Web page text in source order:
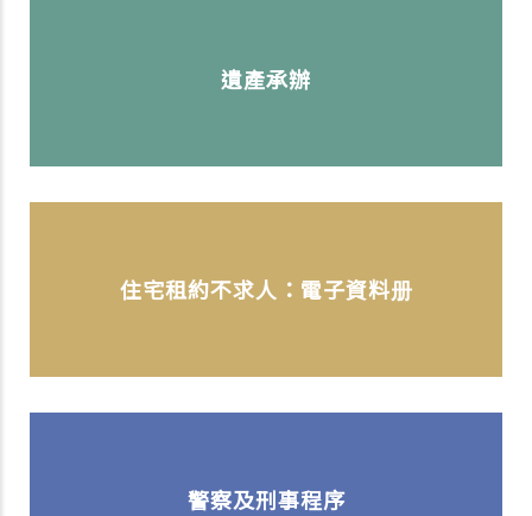
遺產承辦
住宅租約不求人：電子資料册
警察及刑事程序